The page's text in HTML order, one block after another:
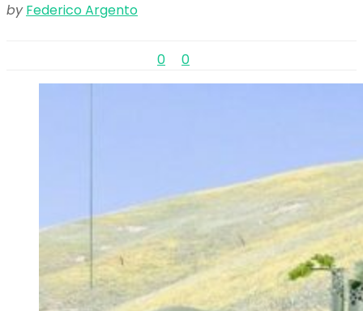
by Federico Argento
0 0